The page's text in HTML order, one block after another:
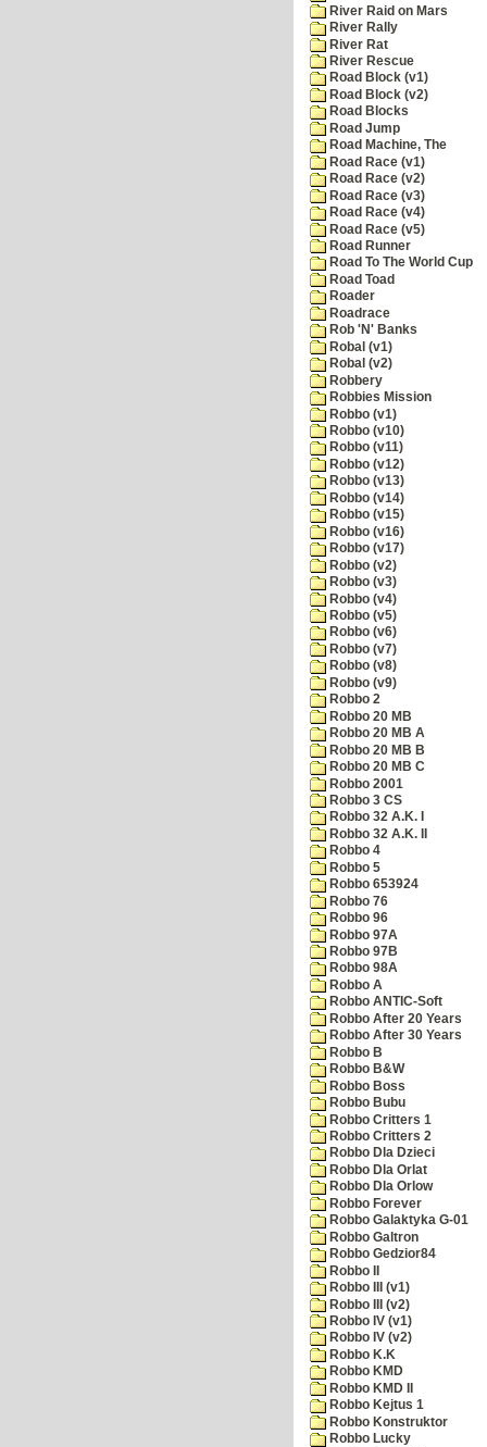
River Raid on Mars
River Rally
River Rat
River Rescue
Road Block (v1)
Road Block (v2)
Road Blocks
Road Jump
Road Machine, The
Road Race (v1)
Road Race (v2)
Road Race (v3)
Road Race (v4)
Road Race (v5)
Road Runner
Road To The World Cup
Road Toad
Roader
Roadrace
Rob 'N' Banks
Robal (v1)
Robal (v2)
Robbery
Robbies Mission
Robbo (v1)
Robbo (v10)
Robbo (v11)
Robbo (v12)
Robbo (v13)
Robbo (v14)
Robbo (v15)
Robbo (v16)
Robbo (v17)
Robbo (v2)
Robbo (v3)
Robbo (v4)
Robbo (v5)
Robbo (v6)
Robbo (v7)
Robbo (v8)
Robbo (v9)
Robbo 2
Robbo 20 MB
Robbo 20 MB A
Robbo 20 MB B
Robbo 20 MB C
Robbo 2001
Robbo 3 CS
Robbo 32 A.K. I
Robbo 32 A.K. II
Robbo 4
Robbo 5
Robbo 653924
Robbo 76
Robbo 96
Robbo 97A
Robbo 97B
Robbo 98A
Robbo A
Robbo ANTIC-Soft
Robbo After 20 Years
Robbo After 30 Years
Robbo B
Robbo B&W
Robbo Boss
Robbo Bubu
Robbo Critters 1
Robbo Critters 2
Robbo Dla Dzieci
Robbo Dla Orlat
Robbo Dla Orlow
Robbo Forever
Robbo Galaktyka G-01
Robbo Galtron
Robbo Gedzior84
Robbo II
Robbo III (v1)
Robbo III (v2)
Robbo IV (v1)
Robbo IV (v2)
Robbo K.K
Robbo KMD
Robbo KMD II
Robbo Kejtus 1
Robbo Konstruktor
Robbo Lucky